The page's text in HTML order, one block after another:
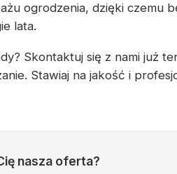
ogrodzenia, dzięki czemu
lata.
Skontaktuj się z nami już
Stawiaj na jakość i
nasza oferta?